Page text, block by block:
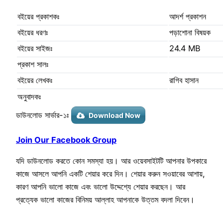
বইয়ের প্রকাশকঃ
আদর্শ প্রকাশন
বইয়ের ধরণঃ
পড়াশোনা বিষয়ক
বইয়ের সাইজঃ
24.4 MB
প্রকাশ সালঃ
বইয়ের লেখকঃ
রাগিব হাসান
অনুবাদকঃ
ডাউনলোড সার্ভার-১ঃ
Download Now
Join Our Facebook Group
যদি ডাউনলোড করতে কোন সমস্যা হয়। আর ওয়েবসাইটটি আপনার উপকারে
কাজে আসলে আপনি একটি শেয়ার করে দিন। শেয়ার করুন সওয়াবের আশায়,
কারণ আপনি ভালো কাজে এবং ভালো উদ্দেশ্যে শেয়ার করছেন। আর
প্রত্যেক ভালো কাজের বিনিময় আল্লাহ আপনাকে উত্তম বদলা দিবেন।